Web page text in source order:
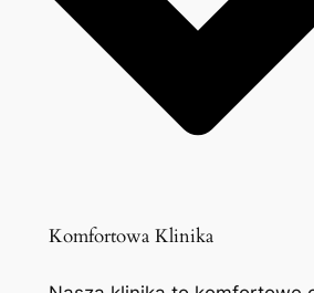
Komfortowa Klinika